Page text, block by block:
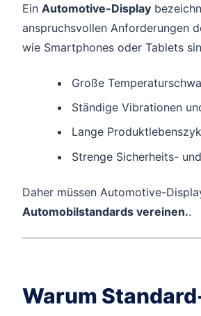
Ein Automotive-Display
anspruchsvollen Anforderungen
wie Smartphones oder Tablets
Große
Ständige Vibrationen
Lange
Strenge Sicherheits-
Daher müssen Automotive-
Automobilstandards vereinen..
Warum